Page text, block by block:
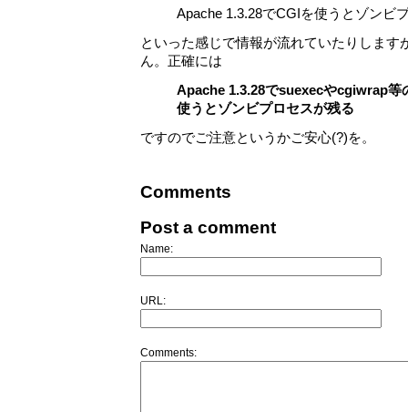
Apache 1.3.28でCGIを使うとゾンビ
といった感じで情報が流れていたりします
ん。正確には
Apache 1.3.28でsuexecやcgiwrap等
使うとゾンビプロセスが残る
ですのでご注意というかご安心(?)を。
Comments
Post a comment
Name:
URL:
Comments: